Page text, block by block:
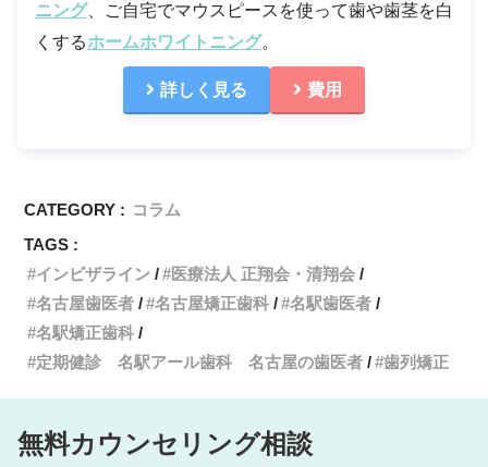
ニング、ご自宅でマウスピースを使って歯や歯茎を白
くするホームホワイトニング。
詳しく見る 費用
CATEGORY : コラム
TAGS :
インビザライン
医療法人 正翔会・清翔会
名古屋歯医者
名古屋矯正歯科
名駅歯医者
名駅矯正歯科
定期健診 名駅アール歯科 名古屋の歯医者
歯列矯正
無料カウンセリング相談